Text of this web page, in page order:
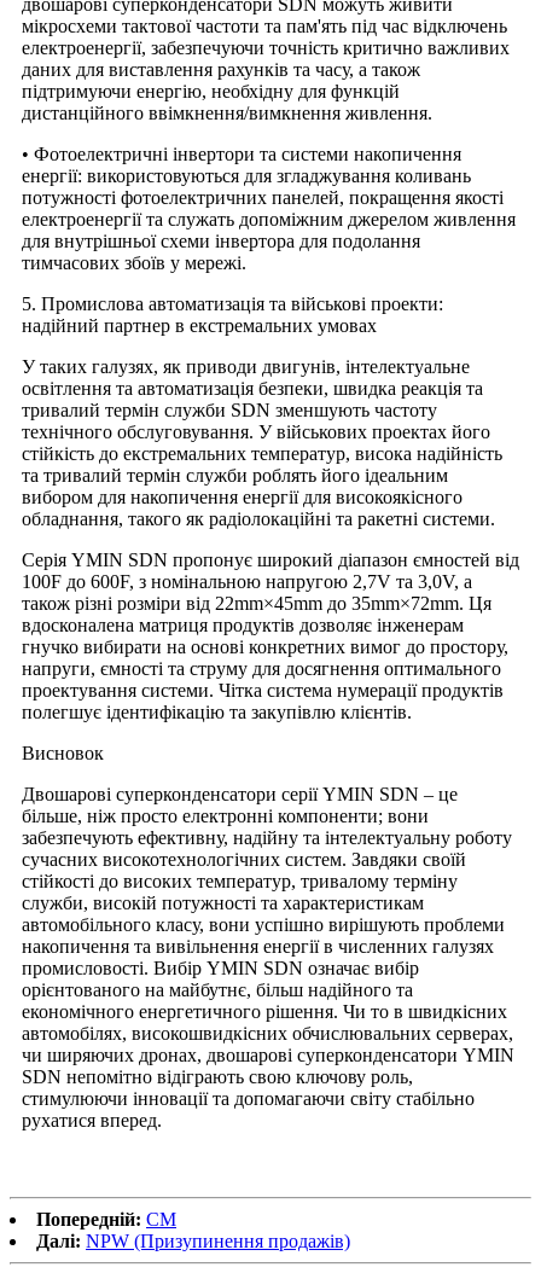
двошарові суперконденсатори SDN можуть живити
мікросхеми тактової частоти та пам'ять під час відключень
електроенергії, забезпечуючи точність критично важливих
даних для виставлення рахунків та часу, а також
підтримуючи енергію, необхідну для функцій
дистанційного ввімкнення/вимкнення живлення.
• Фотоелектричні інвертори та системи накопичення
енергії: використовуються для згладжування коливань
потужності фотоелектричних панелей, покращення якості
електроенергії та служать допоміжним джерелом живлення
для внутрішньої схеми інвертора для подолання
тимчасових збоїв у мережі.
5. Промислова автоматизація та військові проекти:
надійний партнер в екстремальних умовах
У таких галузях, як приводи двигунів, інтелектуальне
освітлення та автоматизація безпеки, швидка реакція та
тривалий термін служби SDN зменшують частоту
технічного обслуговування. У військових проектах його
стійкість до екстремальних температур, висока надійність
та тривалий термін служби роблять його ідеальним
вибором для накопичення енергії для високоякісного
обладнання, такого як радіолокаційні та ракетні системи.
Серія YMIN SDN пропонує широкий діапазон ємностей від
100F до 600F, з номінальною напругою 2,7V та 3,0V, а
також різні розміри від 22mm×45mm до 35mm×72mm. Ця
вдосконалена матриця продуктів дозволяє інженерам
гнучко вибирати на основі конкретних вимог до простору,
напруги, ємності та струму для досягнення оптимального
проектування системи. Чітка система нумерації продуктів
полегшує ідентифікацію та закупівлю клієнтів.
Висновок
Двошарові суперконденсатори серії YMIN SDN – це
більше, ніж просто електронні компоненти; вони
забезпечують ефективну, надійну та інтелектуальну роботу
сучасних високотехнологічних систем. Завдяки своїй
стійкості до високих температур, тривалому терміну
служби, високій потужності та характеристикам
автомобільного класу, вони успішно вирішують проблеми
накопичення та вивільнення енергії в численних галузях
промисловості. Вибір YMIN SDN означає вибір
орієнтованого на майбутнє, більш надійного та
економічного енергетичного рішення. Чи то в швидкісних
автомобілях, високошвидкісних обчислювальних серверах,
чи ширяючих дронах, двошарові суперконденсатори YMIN
SDN непомітно відіграють свою ключову роль,
стимулюючи інновації та допомагаючи світу стабільно
рухатися вперед.
Попередній: СМ
Далі: NPW (Призупинення продажів)